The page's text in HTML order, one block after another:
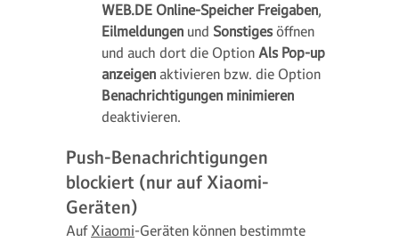
WEB.DE Online-Speicher Freigaben,
Eilmeldungen und Sonstigesöffnen
und auch dort die Option Als Pop-up
anzeigen aktivieren bzw. die Option
Benachrichtigungen minimieren
deaktivieren.
Push-Benachrichtigungen
blockiert (nur auf Xiaomi-
Geräten)
Auf Xiaomi-Geräten können bestimmte